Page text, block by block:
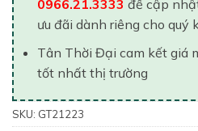
0966.21.3333 để cập
ưu đãi dành riêng cho quý
Tân Thời Đại cam kết giá
tốt nhất thị trường
SKU: GT21223